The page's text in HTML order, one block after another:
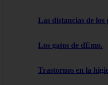
Las distancias de los
Los gatos de dEmo.
Trastornos en la